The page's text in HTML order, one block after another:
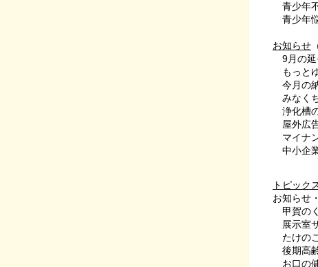
青少年
青少年
お知らせ
9月の延
もっと
今月の
みなく
浄化槽
屋外広
マイナ
中小企
トピック
お知らせ
甲賀の
展示室
たけの
後期高
お口の